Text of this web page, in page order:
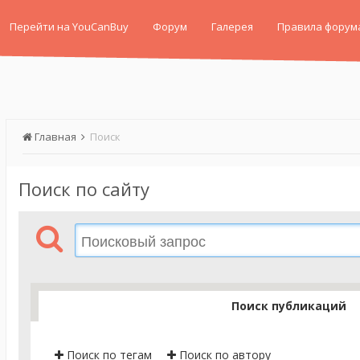
Перейти на YouCanBuy Форум Галерея Правила
Главная Поиск
Поиск по сайту
Поиск публикаций
Поиск по тегам Поиск по автору